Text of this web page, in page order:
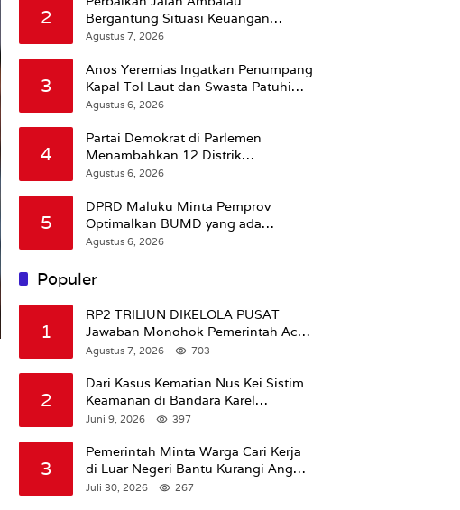
2
Bergantung Situasi Keuangan
Pemprov Maluku
Agustus 7, 2026
3
Anos Yeremias Ingatkan Penumpang
Kapal Tol Laut dan Swasta Patuhi
Peringatan BMKG
Agustus 6, 2026
4
Partai Demokrat di Parlemen
Menambahkan 12 Distrik
Pendukung Trump
Agustus 6, 2026
5
DPRD Maluku Minta Pemprov
Optimalkan BUMD yang ada
Ketimbang Menambah Baru
Agustus 6, 2026
Populer
1
RP2 TRILIUN DIKELOLA PUSAT
Jawaban Monohok Pemerintah Aceh
Usai Disorot Mentan Amran Soal
Agustus 7, 2026 703
2
Dari Kasus Kematian Nus Kei Sistim
Keamanan di Bandara Karel
Sadsuitubun Langgur
Juni 9, 2026 397
3
Pemerintah Minta Warga Cari Kerja
di Luar Negeri Bantu Kurangi Angka
Pengangguran
Juli 30, 2026 267